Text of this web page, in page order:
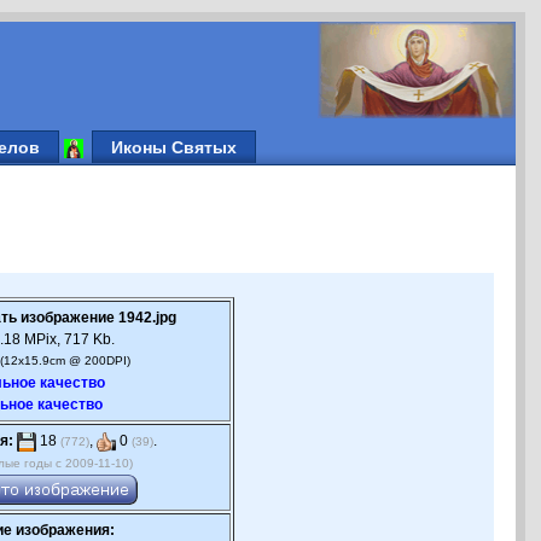
Иконы Святых
изображение 1942.jpg
MPix, 717 Kb.
@ 200DPI)
качество
качество
18 (772), 0 (39).
годы с 2009-11-10)
изображения: